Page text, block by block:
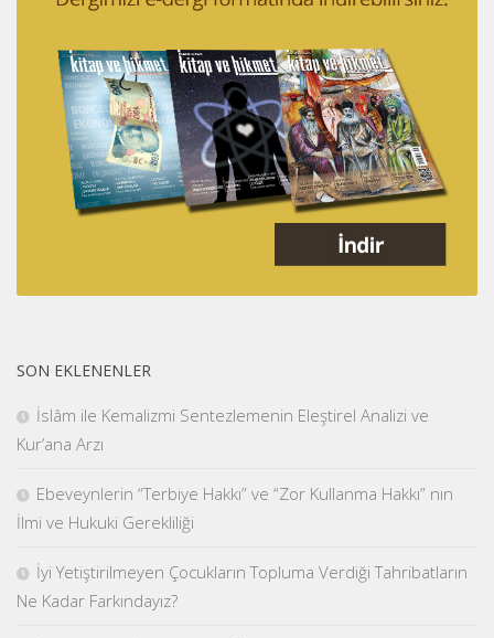
SON EKLENENLER
İslâm ile Kemalizmi Sentezlemenin Eleştirel Analizi ve
Kur’ana Arzı
Ebeveynlerin “Terbiye Hakkı” ve “Zor Kullanma Hakkı” nın
İlmi ve Hukuki Gerekliliği
İyi Yetiştirilmeyen Çocukların Topluma Verdiği Tahribatların
Ne Kadar Farkındayız?